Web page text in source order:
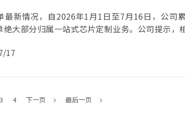
最新情况，自2026年1月1日至7月16日，公司
大部分归属一站式芯片定制业务。公司提示，
17
3 4 下一页 最后一页